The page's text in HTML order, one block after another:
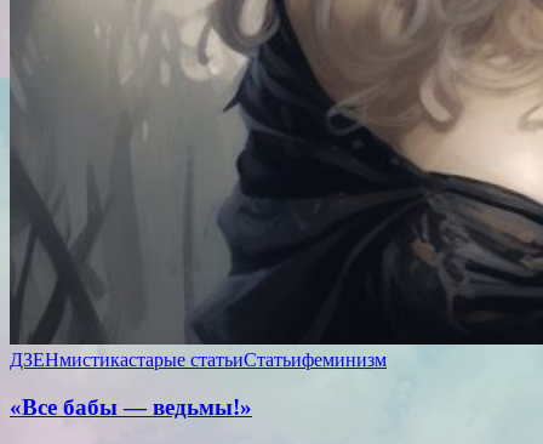
ДЗЕНмистикастарые статьиСтатьифеминизм
«Все бабы — ведьмы!»